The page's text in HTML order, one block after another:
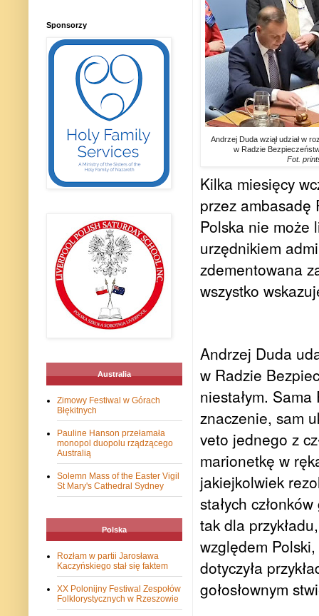
Andrzej Duda wziął udział w
w Radzie
Fot.
Kilka miesięcy
przez ambasadę
Polska nie może
urzędnikiem
zdementowana
wszystko
Andrzej Duda
w Radzie
niestałym.
znaczenie, sam
veto jednego z
marionetkę w
jakiejkolwiek
stałych
tak dla
względem
dotyczyła
gołosłownym
Sponsorzy
Australia
Zimowy Festiwal w Górach
Błękitnych
Pauline Hanson przełamała
monopol duopolu rządzącego
Australią
Solemn Mass of the Easter Vigil
St Mary's Cathedral Sydney
Polska
Rozłam w partii Jarosława
Kaczyńskiego stał się faktem
XX Polonijny Festiwal Zespołów
Folklorystycznych w Rzeszowie